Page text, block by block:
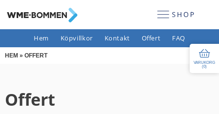
Hem Köpvillkor Kontakt Offert FAQ
VARUKORG
(0)
HEM » OFFERT
Offert